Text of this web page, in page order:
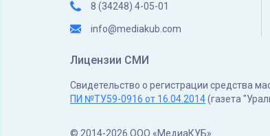
8 (34248) 4-05-01
info@mediakub.com
Лицензии СМИ
Свидетельство о регистрации средства
ПИ №ТУ59-0916 от 16.04.2014(газета
© 2014-2026 ООО «МедиаКУБ»